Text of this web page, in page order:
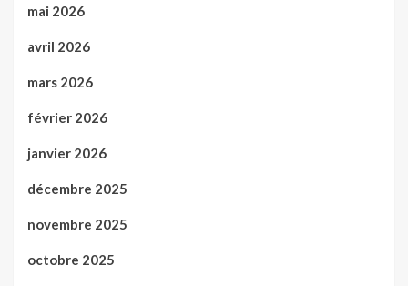
mai 2026
avril 2026
mars 2026
février 2026
janvier 2026
décembre 2025
novembre 2025
octobre 2025